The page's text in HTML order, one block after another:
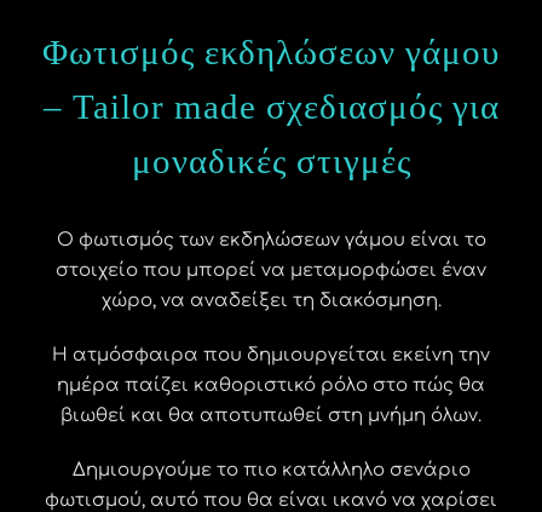
Φωτισμός εκδηλώσεων γάμου
– Tailor made σχεδιασμός για
μοναδικές στιγμές
Ο φωτισμός των εκδηλώσεων γάμου είναι το
στοιχείο που μπορεί να μεταμορφώσει έναν
χώρο, να αναδείξει τη διακόσμηση.
Η ατμόσφαιρα που δημιουργείται εκείνη την
ημέρα παίζει καθοριστικό ρόλο στο πώς θα
βιωθεί και θα αποτυπωθεί στη μνήμη όλων.
Δημιουργούμε το πιο κατάλληλο σενάριο
φωτισμού, αυτό που θα είναι ικανό να χαρίσει